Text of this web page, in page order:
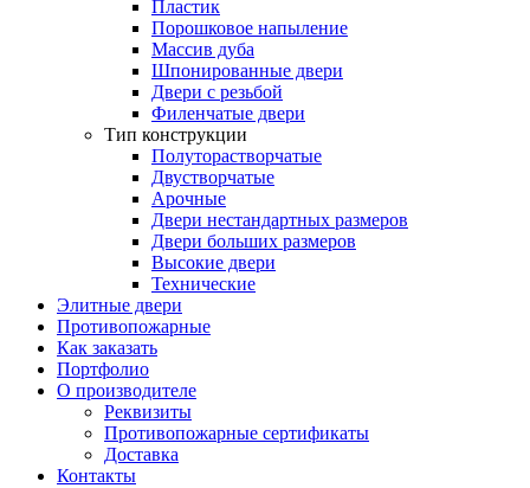
Пластик
Порошковое напыление
Массив дуба
Шпонированные двери
Двери с резьбой
Филенчатые двери
Тип конструкции
Полуторастворчатые
Двустворчатые
Арочные
Двери нестандартных размеров
Двери больших размеров
Высокие двери
Технические
Элитные двери
Противопожарные
Как заказать
Портфолио
О производителе
Реквизиты
Противопожарные сертификаты
Доставка
Контакты